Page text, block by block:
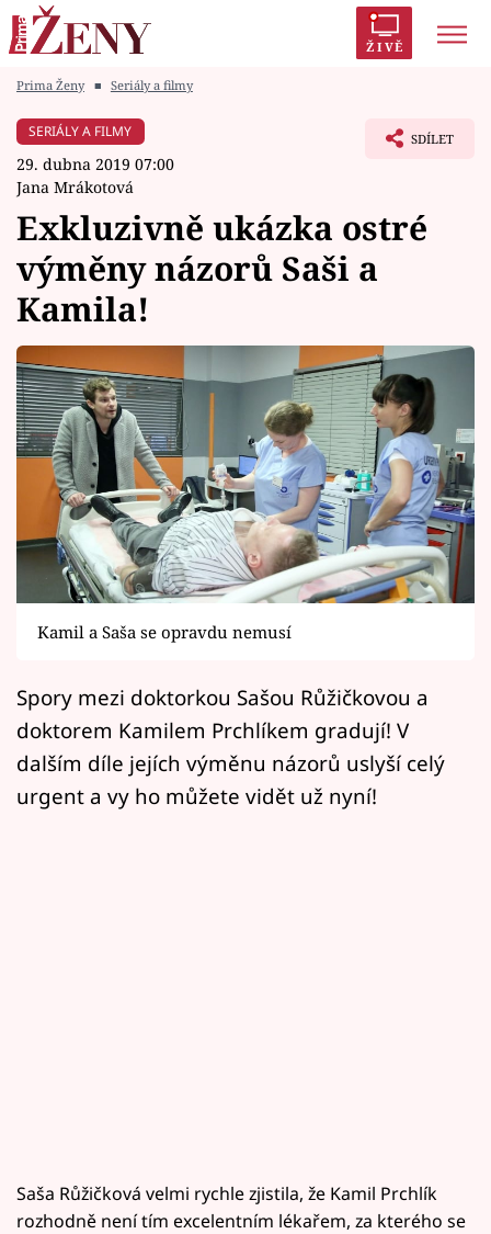
ŽIVĚ
Módní alarm
Témata
Celebrity
Vztahy
Seriály
Horoskopy
Sledujte prima+
Filmový festival Karlovy Vary
Mámy sobě
Přihlášení
Prima Ženy ■ Seriály a filmy
SERIÁLY A FILMY
29. dubna 2019 07:00
Jana Mrákotová
SDÍLET
Exkluzivně ukázka ostré
výměny názorů Saši a
Kamila!
Kamil a Saša se opravdu nemusí
Spory mezi doktorkou Sašou Růžičkovou a
doktorem Kamilem Prchlíkem gradují! V
dalším díle jejích výměnu názorů uslyší celý
urgent a vy ho můžete vidět už nyní!
Saša Růžičková velmi rychle zjistila, že Kamil Prchlík
rozhodně není tím excelentním lékařem, za kterého se